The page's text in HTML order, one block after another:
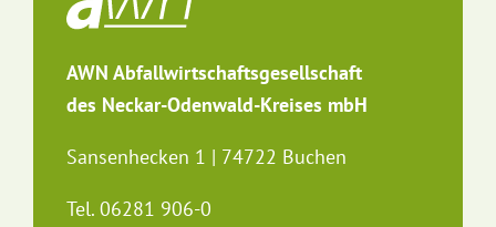
AWN Abfallwirtschaftsgesellschaft
des Neckar-Odenwald-Kreises mbH
Sansenhecken 1 | 74722 Buchen
Tel. 06281 906-0